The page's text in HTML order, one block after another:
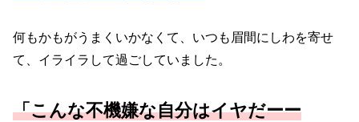
何もかもがうまくいかなくて、いつも眉間にしわを寄せ
て、イライラして過ごしていました。
「こんな不機嫌な自分はイヤだーー